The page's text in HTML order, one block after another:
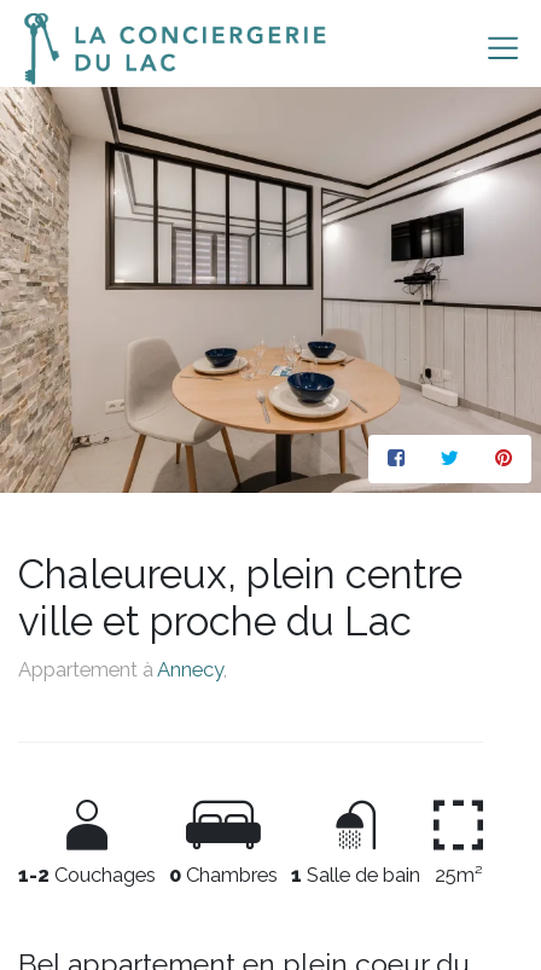
Chaleureux, plein centre
ville et proche du Lac
Appartement àAnnecy,
1-2 Couchages 0 Chambres 1 Salle de bain 25m²
Bel appartement en plein coeur du